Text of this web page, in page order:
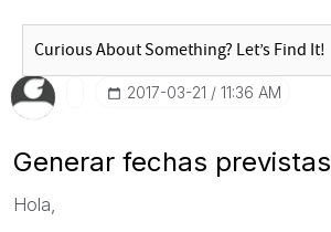
‎2017-03-21 11:36 AM
Generar fechas previstas
Hola,